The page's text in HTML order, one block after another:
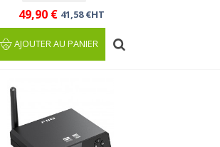
49,90 € 41,58 €HT
AJOUTER AU PANIER